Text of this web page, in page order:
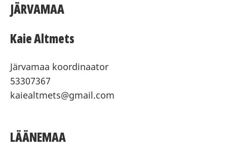
JÄRVAMAA
Kaie Altmets
Järvamaa koordinaator
53307367
kaiealtmets@gmail.com
LÄÄNEMAA